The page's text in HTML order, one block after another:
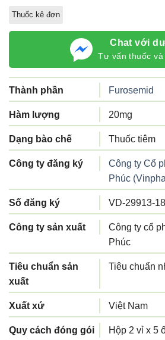
Chat với
Tư vấn thuốc và
Thuốc kê đơn
Thành phần Furosemid
Hàm lượng 20mg
Dạng bào chế Thuốc tiêm
Công ty đăng ký
Công ty Cổ
Phúc
Số đăng ký VD-29913-18
Công ty sản xuất
Công ty cổ
Phúc
Tiêu chuẩn sản
xuất
Tiêu chuẩn
Xuất xứ Việt Nam
Quy cách đóng gói Hộp 2 vỉ x 5